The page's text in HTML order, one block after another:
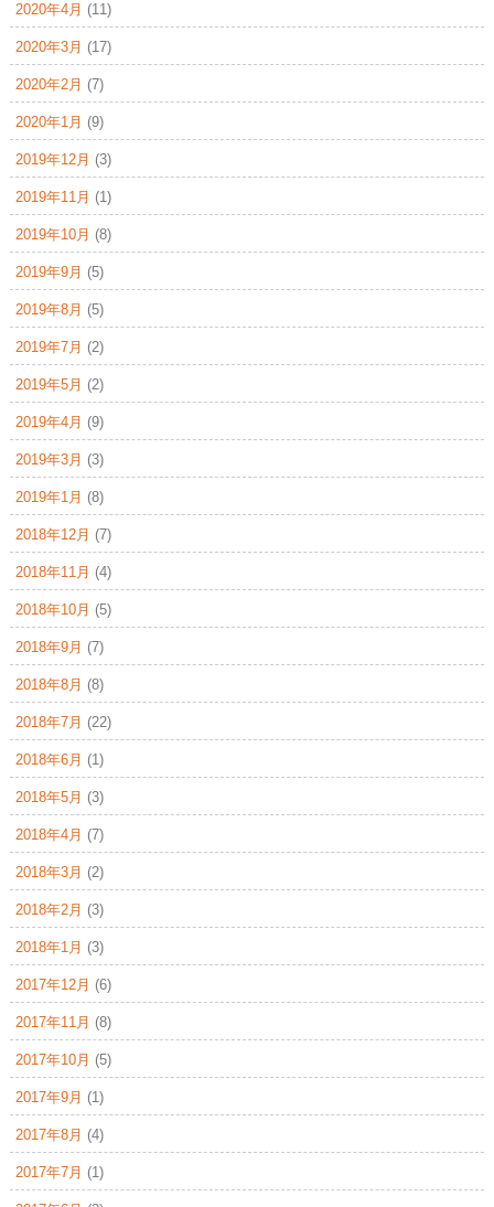
2020年4月 (11)
2020年3月 (17)
2020年2月 (7)
2020年1月 (9)
2019年12月 (3)
2019年11月 (1)
2019年10月 (8)
2019年9月 (5)
2019年8月 (5)
2019年7月 (2)
2019年5月 (2)
2019年4月 (9)
2019年3月 (3)
2019年1月 (8)
2018年12月 (7)
2018年11月 (4)
2018年10月 (5)
2018年9月 (7)
2018年8月 (8)
2018年7月 (22)
2018年6月 (1)
2018年5月 (3)
2018年4月 (7)
2018年3月 (2)
2018年2月 (3)
2018年1月 (3)
2017年12月 (6)
2017年11月 (8)
2017年10月 (5)
2017年9月 (1)
2017年8月 (4)
2017年7月 (1)